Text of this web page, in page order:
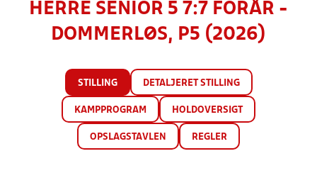
HERRE SENIOR 5 7:7 FORÅR -
DOMMERLØS, P5 (2026)
STILLING DETALJERET STILLING
KAMPPROGRAM HOLDOVERSIGT
OPSLAGSTAVLEN REGLER